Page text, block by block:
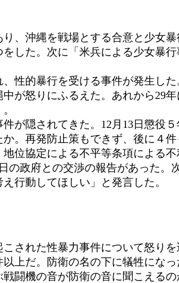
、沖縄を戦場とする合意と少女
した。次に「米兵による少女暴
性的暴行を受ける事件が発生し
が怒りにふるえた。あれから29
隠されてきた。12月13日懲役
。再発防止策もできず、後に４
位協定による不平等条項による不
政府との交渉の報告があった。
行動してほしい」と発言した。
された性暴力事件について怒りを
上だ。防衛の名の下に犠牲にな
闘機の音が防衛の音に聞こえる